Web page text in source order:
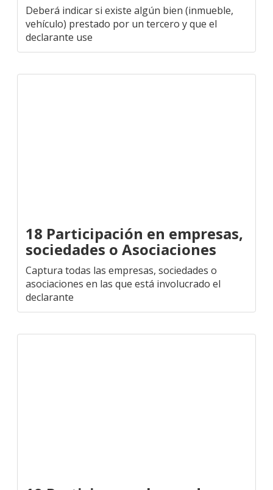
Deberá indicar si existe algún bien (inmueble,
vehículo) prestado por un tercero y que el
declarante use
18 Participación en empresas,
sociedades o Asociaciones
Captura todas las empresas, sociedades o
asociaciones en las que está involucrado el
declarante